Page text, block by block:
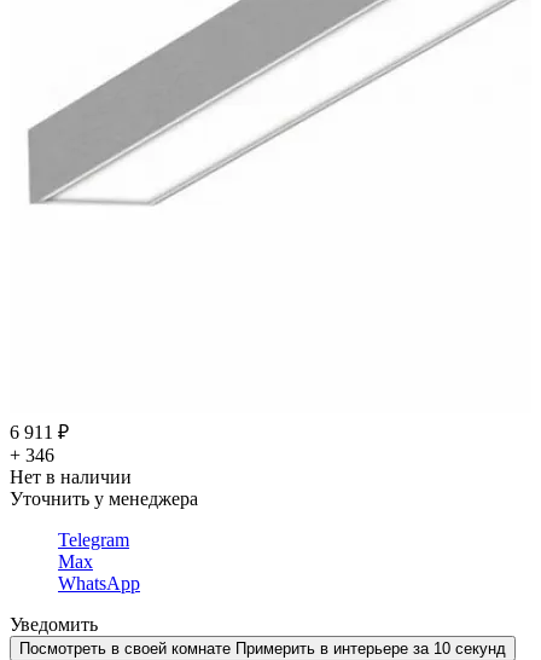
6 911 ₽
+ 346
Нет в наличии
Уточнить у менеджера
Telegram
Max
WhatsApp
Уведомить
Посмотреть в своей комнате Примерить в интерьере за 10 секунд